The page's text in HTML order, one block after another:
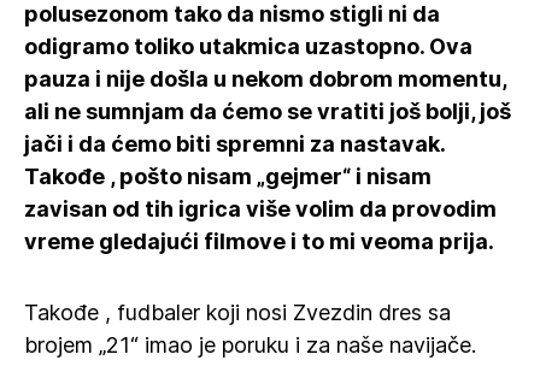
polusezonom tako da nismo stigli ni da
odigramo toliko utakmica uzastopno. Ova
pauza i nije došla u nekom dobrom momentu,
ali ne sumnjam da ćemo se vratiti još bolji, još
jači i da ćemo biti spremni za nastavak.
Takođe , pošto nisam „gejmer“ i nisam
zavisan od tih igrica više volim da provodim
vreme gledajući filmove i to mi veoma prija.
Takođe , fudbaler koji nosi Zvezdin dres sa
brojem „21“ imao je poruku i za naše navijače.